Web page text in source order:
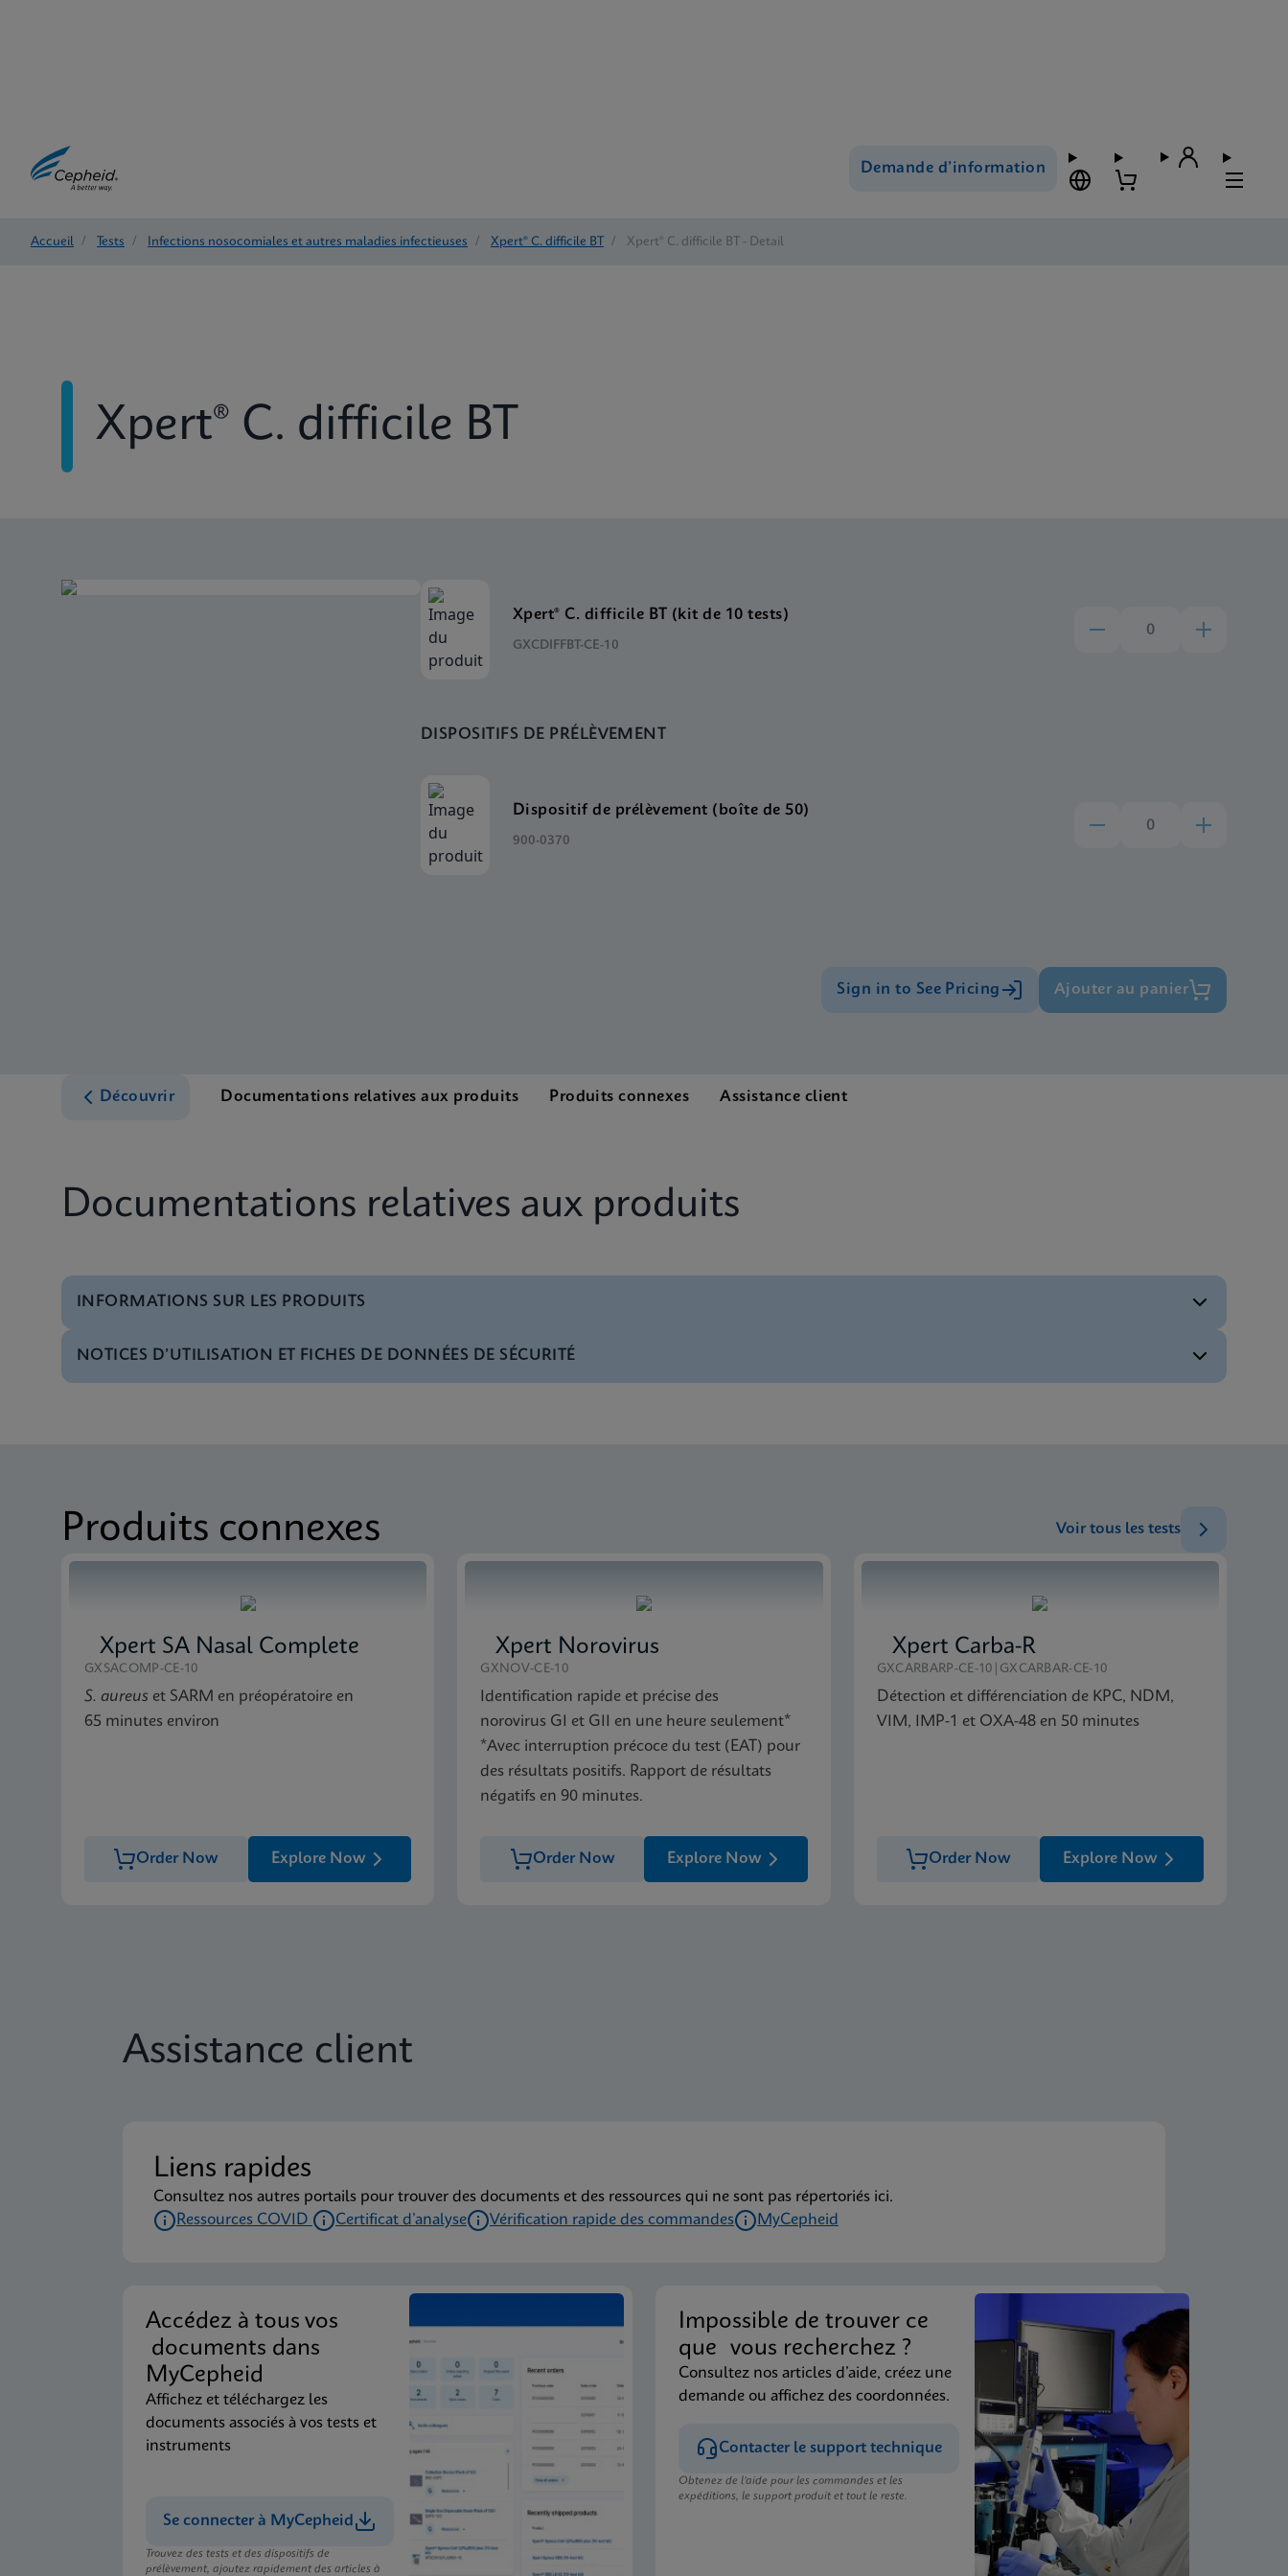
Demande d’information
Accueil / Tests / Infections nosocomiales et autres maladies infectieuses / Xpert® C. difficile BT / Xpert® C. difficile BT - Detail
Xpert® C. difficile BT
Xpert® C. difficile BT (kit de 10 tests)
GXCDIFFBT-CE-10
DISPOSITIFS DE PRÉLÈVEMENT
Dispositif de prélèvement (boîte de 50)
900-0370
Sign in to See Pricing Ajouter au panier
Découvrir Documentations relatives aux produits Produits connexes Assistance client
Documentations relatives aux produits
INFORMATIONS SUR LES PRODUITS
Menu de tests Test Menu CE-IVD (French) (GeneXpert System)
NOTICES D’UTILISATION ET FICHES DE DONNÉES DE SÉCURITÉ
MSDS/FDS Xpert C. difficile BT SDS CE-IVD (English)
Produits connexes Voir tous les tests
Xpert SA Nasal Complete
GXSACOMP-CE-10
S. aureus et SARM en préopératoire en
65 minutes environ
Order Now Explore Now
Xpert Norovirus
GXNOV-CE-10
Identification rapide et précise des
norovirus GI et GII en une heure seulement*
*Avec interruption précoce du test (EAT) pour
des résultats positifs. Rapport de résultats
négatifs en 90 minutes.
Order Now Explore Now
Xpert Carba-R
GXCARBARP-CE-10|GXCARBAR-CE-10
Détection et différenciation de KPC, NDM,
VIM, IMP-1 et OXA-48 en 50 minutes
Order Now Explore Now
Assistance client
Liens rapides
Consultez nos autres portails pour trouver des documents et des ressources qui ne sont pas répertoriés ici.
Ressources COVID
Certificat d’analyse Vérification rapide des commandes MyCepheid
Accédez à tous vos
documents dans
MyCepheid
Affichez et téléchargez les
documents associés à vos tests et
instruments
Se connecter à MyCepheid
Trouvez des tests et des dispositifs de
prélèvement, ajoutez rapidement des articles à
Impossible de trouver ce
que vous recherchez ?
Consultez nos articles d’aide, créez une
demande ou affichez des coordonnées.
Contacter le support technique
Obtenez de l’aide pour les commandes et les
expéditions, le support produit et tout le reste.